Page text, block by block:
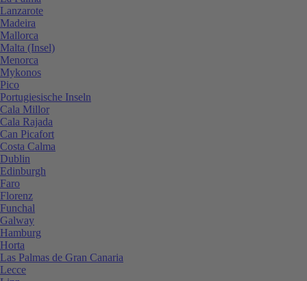
Lanzarote
Madeira
Mallorca
Malta (Insel)
Menorca
Mykonos
Pico
Portugiesische Inseln
Cala Millor
Cala Rajada
Can Picafort
Costa Calma
Dublin
Edinburgh
Faro
Florenz
Funchal
Galway
Hamburg
Horta
Las Palmas de Gran Canaria
Lecce